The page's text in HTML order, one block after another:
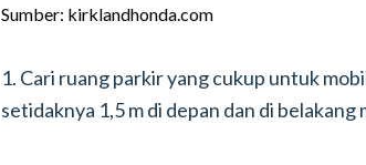
Sumber: kirklandhonda.com
1. Cari ruang parkir yang cukup untuk
setidaknya 1,5 m di depan dan di belakang